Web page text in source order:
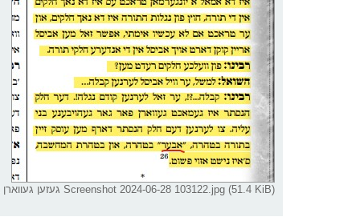
Screenshot 2024-06-28 103122.jpg (51.4 KiB) געזען געווארן 1692 מאל